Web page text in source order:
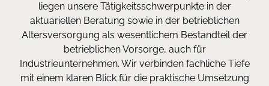
liegen unsere Tätigkeitsschwerpunkte in der
aktuariellen Beratung sowie in der betrieblichen
Altersversorgung als wesentlichem Bestandteil der
betrieblichen Vorsorge, auch für
Industrieunternehmen. Wir verbinden fachliche Tiefe
mit einem klaren Blick für die praktische Umsetzung